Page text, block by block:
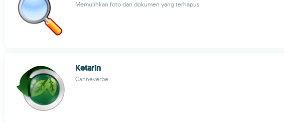
Memulihkan foto dan dokumen yang terhapus
Ketarin
Canneverbe